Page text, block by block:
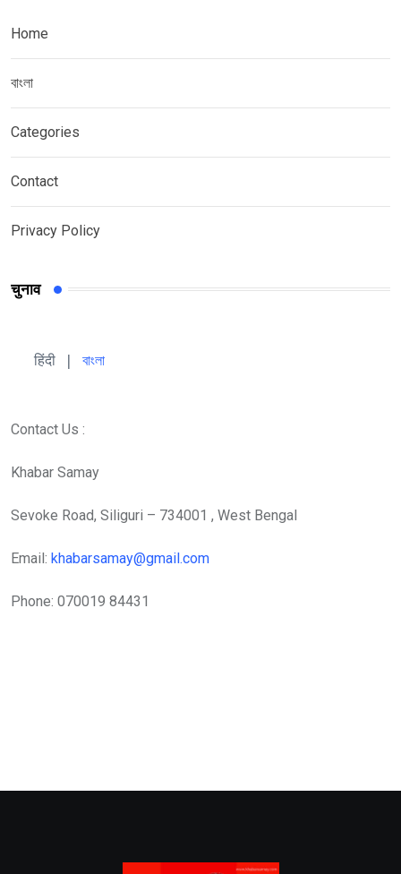
Home
বাংলা
Categories
Contact
Privacy Policy
चुनाव
हिंदी বাংলা
Contact Us :
Khabar Samay
Sevoke Road, Siliguri – 734001 , West Bengal
Email: khabarsamay@gmail.com
Phone: 070019 84431